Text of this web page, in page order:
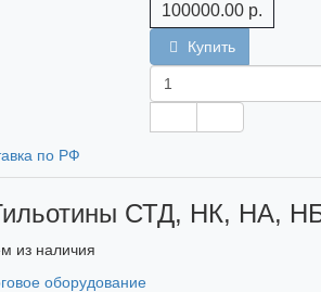
100000.00 р.
Купить
по РФ
СТД, НК, НА,
из наличия
оборудование